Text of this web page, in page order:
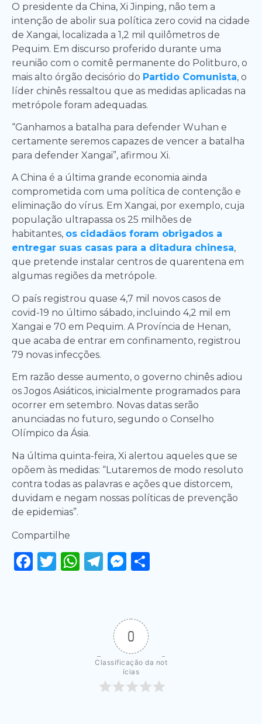
O presidente da China, Xi Jinping, não tem a
intenção de abolir sua política zero covid na cidade
de Xangai, localizada a 1,2 mil quilômetros de
Pequim. Em discurso proferido durante uma
reunião com o comitê permanente do Politburo, o
mais alto órgão decisório do Partido Comunista, o
líder chinês ressaltou que as medidas aplicadas na
metrópole foram adequadas.
“Ganhamos a batalha para defender Wuhan e
certamente seremos capazes de vencer a batalha
para defender Xangai”, afirmou Xi.
A China é a última grande economia ainda
comprometida com uma política de contenção e
eliminação do vírus. Em Xangai, por exemplo, cuja
população ultrapassa os 25 milhões de
habitantes, os cidadãos foram obrigados a
entregar suas casas para a ditadura chinesa,
que pretende instalar centros de quarentena em
algumas regiões da metrópole.
O país registrou quase 4,7 mil novos casos de
covid-19 no último sábado, incluindo 4,2 mil em
Xangai e 70 em Pequim. A Província de Henan,
que acaba de entrar em confinamento, registrou
79 novas infecções.
Em razão desse aumento, o governo chinês adiou
os Jogos Asiáticos, inicialmente programados para
ocorrer em setembro. Novas datas serão
anunciadas no futuro, segundo o Conselho
Olímpico da Ásia.
Na última quinta-feira, Xi alertou aqueles que se
opõem às medidas: “Lutaremos de modo resoluto
contra todas as palavras e ações que distorcem,
duvidam e negam nossas políticas de prevenção
de epidemias”.
Compartilhe
Facebook
Twitter
WhatsApp
Telegram
Messenger
0
Classificação da not
ícias